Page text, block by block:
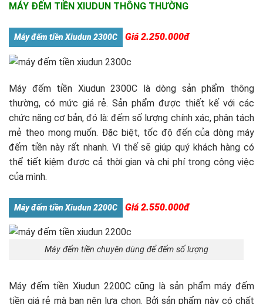
MÁY ĐẾM TIỀN XIUDUN THÔNG THƯỜNG
Máy đếm tiền Xiudun 2300C Giá 2.250.000đ
Máy đếm tiền Xiudun 2300C là dòng sản phẩm thông
thường, có mức giá rẻ. Sản phẩm được thiết kế với các
chức năng cơ bản, đó là: đếm số lượng chính xác, phân tách
mẻ theo mong muốn. Đặc biệt, tốc độ đến của dòng máy
đếm tiền này rất nhanh. Vì thế sẽ giúp quý khách hàng có
thể tiết kiệm được cả thời gian và chi phí trong công việc
của mình.
Máy đếm tiền Xiudun 2200C Giá 2.550.000đ
Máy đếm tiền chuyên dùng để đếm số lượng
Máy đếm tiền Xiudun 2200C cũng là sản phẩm máy đếm
tiền giá rẻ mà bạn nên lựa chọn. Bởi sản phẩm này có chất